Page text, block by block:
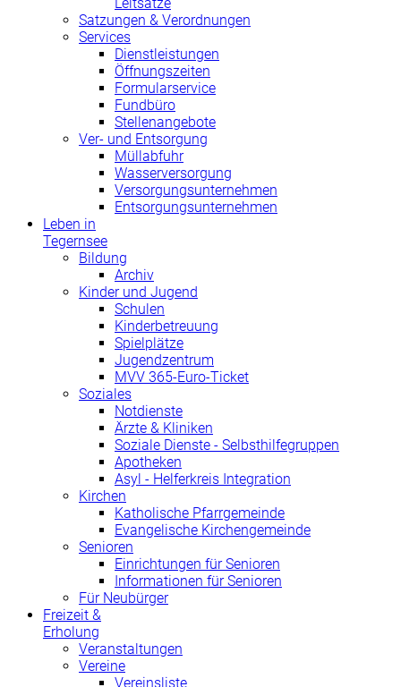
Satzungen & Verordnungen
Services
Dienstleistungen
Öffnungszeiten
Formularservice
Fundbüro
Stellenangebote
Ver- und Entsorgung
Müllabfuhr
Wasserversorgung
Versorgungsunternehmen
Entsorgungsunternehmen
Leben in
Tegernsee
Bildung
Archiv
Kinder und Jugend
Schulen
Kinderbetreuung
Spielplätze
Jugendzentrum
MVV 365-Euro-Ticket
Soziales
Notdienste
Ärzte & Kliniken
Soziale Dienste - Selbsthilfegruppen
Apotheken
Asyl - Helferkreis Integration
Kirchen
Katholische Pfarrgemeinde
Evangelische Kirchengemeinde
Senioren
Einrichtungen für Senioren
Informationen für Senioren
Für Neubürger
Freizeit &
Erholung
Veranstaltungen
Vereine
Vereinsliste